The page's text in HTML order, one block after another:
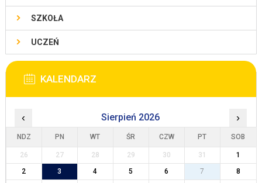
SZKOŁA
UCZEŃ
KALENDARZ
‹ Sierpień 2026 ›
NDZ PN WT ŚR CZW PT SOB
26 27 28 29 30 31
1
2
3 4 5 6 7
8